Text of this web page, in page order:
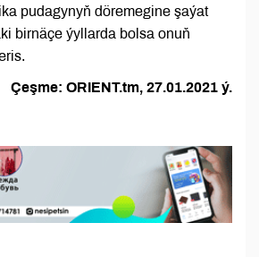
pudagynyň döremegine şaýat
birnäçe ýyllarda bolsa onuň
Çeşme: ORIENT.tm, 27.01.2021 ý.